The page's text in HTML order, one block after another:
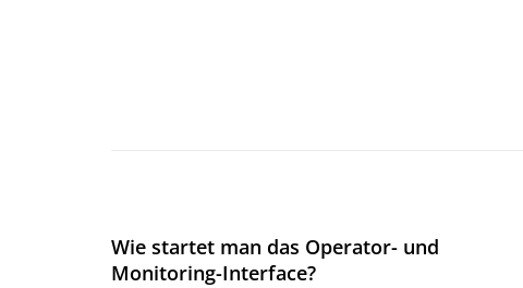
Wie startet man das Operator- und
Monitoring-Interface?